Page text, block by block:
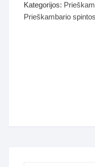
Kategorijos:
Prieškambario spintos